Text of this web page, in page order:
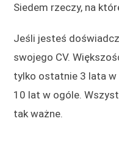
Siedem rzeczy, na
Jeśli jesteś
swojego CV.
tylko ostatnie 3 lata w
10 lat w ogóle.
tak ważne.